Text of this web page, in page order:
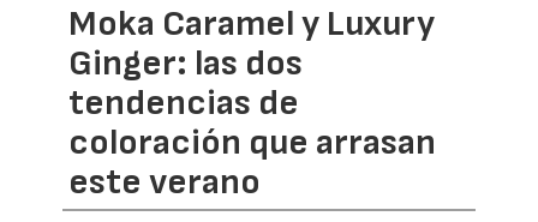
Moka Caramel y Luxury
Ginger: las dos
tendencias de
coloración que arrasan
este verano